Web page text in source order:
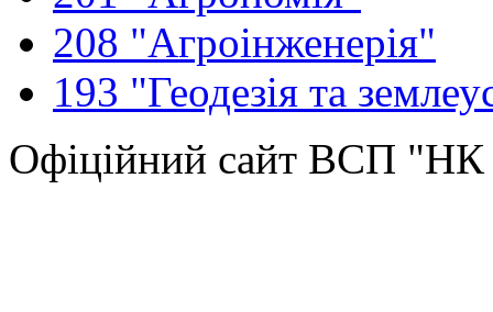
208 "Агроінженерія"
193 "Геодезія та
Офіційний сайт ВСП